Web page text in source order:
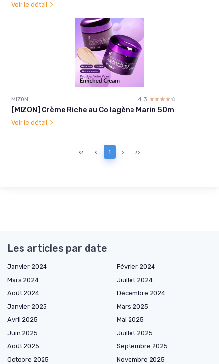
Voir le détail
MIZON 4.3 ☆☆☆☆☆
★★★★★
[MIZON] Crème Riche au Collagène Marin 50ml
Voir le détail
‹‹ ‹ 1 › ››
Les articles par date
Janvier 2024
Février 2024
Mars 2024
Juillet 2024
Août 2024
Décembre 2024
Janvier 2025
Mars 2025
Avril 2025
Mai 2025
Juin 2025
Juillet 2025
Août 2025
Septembre 2025
Octobre 2025
Novembre 2025